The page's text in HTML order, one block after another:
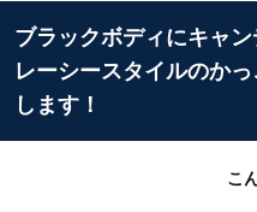
ブラックボディにキャン
レーシースタイルのか
します！
こ